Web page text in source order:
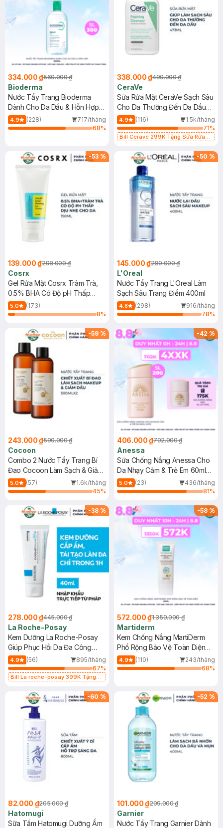
334.000 ₫560.000 ₫
Bioderma
Nước Tẩy Trang Bioderma
Dành Cho Da Dầu & Hỗn Hợp
500ml
4.9 (228)
717/tháng
68%
338.000 ₫490.000 ₫
CeraVe
Sữa Rửa Mặt CeraVe Sạch Sâu
Cho Da Thường Đến Da Dầu
473ml
4.9 (116)
1.5k/tháng
71%
Bill Cerave 299K Tặng Sữa Rửa
-53 %
139.000 ₫298.000 ₫
Cosrx
Gel Rửa Mặt Cosrx Tràm Trà,
0.5% BHA Có Độ pH Thấp
150ml
5.0
(173)
8%
-50 %
145.000 ₫289.000 ₫
L'Oreal
Nước Tẩy Trang L'Oreal Làm
Sạch Sâu Trang Điểm 400ml
4.8 (298)
916/tháng
78%
-59 %
243.000 ₫590.000 ₫
Cocoon
Combo 2 Nước Tẩy Trang Bí
Đao Cocoon Làm Sạch & Giảm
Dầu 500ml
5.0 (57)
1.6k/tháng
45%
-42%
406.000 ₫702.000 ₫
Anessa
Sữa Chống Nắng Anessa Cho
Da Nhạy Cảm & Trẻ Em 60ml
(Mới)
5.0 (23)
436/tháng
81%
-38 %
278.000 ₫445.000 ₫
La Roche-Posay
Kem Dưỡng La Roche-Posay
Giúp Phục Hồi Da Đa Công
Dụng 40ml
4.9 (56)
895/tháng
67%
Bill La roche-posay 399K Tặng
(SL có hạn)
-58%
572.000 ₫1.350.000 ₫
Martiderm
Kem Chống Nắng MartiDerm
Phổ Rộng Bảo Vệ Toàn Diện
40ml
4.9 (110)
243/tháng
68%
-60 %
82.000 ₫205.000 ₫
Hatomugi
Sữa Tắm Hatomugi Dưỡng Ẩm
-52 %
101.000 ₫209.000 ₫
Garnier
Nước Tẩy Trang Garnier Dành